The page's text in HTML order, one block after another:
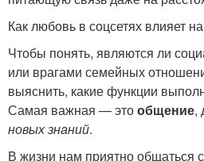
Как любовь в соцсетях влияет
Чтобы понять, являются ли
или врагами семейных
выяснить, какие функции
Самая важная — этообщение,
новых знаний.
В жизни нам приятно общаться